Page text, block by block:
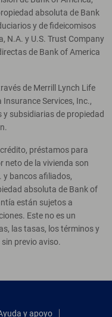
absoluta de Bank
y de fideicomisos
N.A. y U.S. Trust Company
de Bank of America
de Merrill Lynch Life
Services, Inc.,
subsidiarias de propiedad
préstamos para
neto de la vivienda son
y bancos afiliados,
absoluta de Bank of
están sujetos a
Este no es un
las tasas, los términos y
previo aviso.
y apoyo